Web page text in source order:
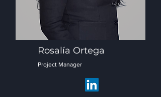
Rosalía Ortega
Project Manager